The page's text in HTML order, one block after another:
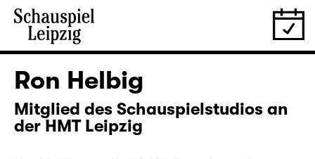
Ron Helbig
Mitglied des Schauspielstudios an
der HMT Leipzig